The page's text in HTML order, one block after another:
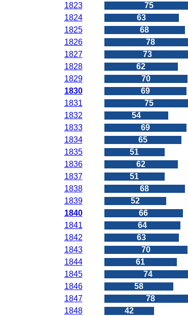
1823
75
1824
63
1825
68
1826
78
1827
73
1828
62
1829
70
1830
69
1831
75
1832
54
1833
69
1834
65
1835
51
1836
62
1837
51
1838
68
1839
52
1840
66
1841
64
1842
63
1843
70
1844
61
1845
74
1846
58
1847
78
1848
42